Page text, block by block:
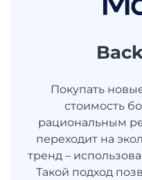
Покупать
стоимость
рациональным
переходит на
тренд –
Такой подход